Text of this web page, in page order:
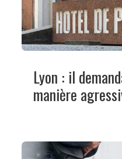
Lyon : il
manière